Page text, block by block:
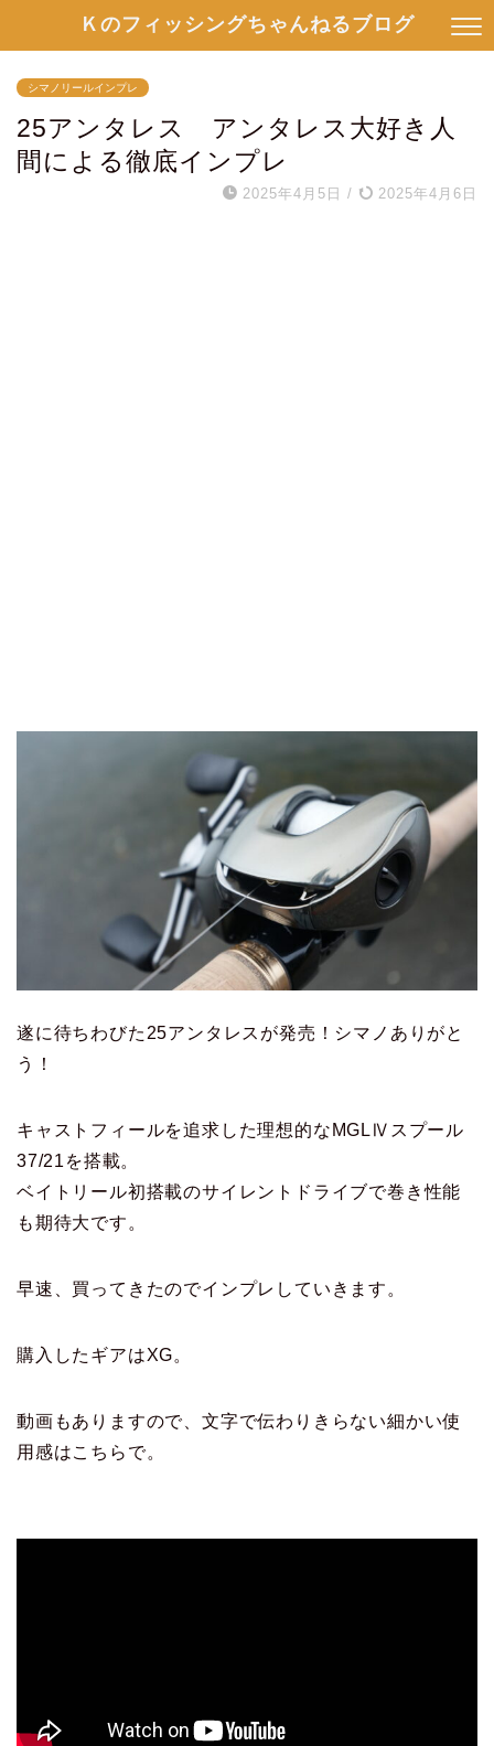
Ｋのフィッシングちゃんねるブログ
シマノリールインプレ
25アンタレス アンタレス大好き人
間による徹底インプレ
2025年4月5日 / 2025年4月6日
遂に待ちわびた25アンタレスが発売！シマノありがと
う！
キャストフィールを追求した理想的なMGLⅣスプール
37/21を搭載。
ベイトリール初搭載のサイレントドライブで巻き性能
も期待大です。
早速、買ってきたのでインプレしていきます。
購入したギアはXG。
動画もありますので、文字で伝わりきらない細かい使
用感はこちらで。